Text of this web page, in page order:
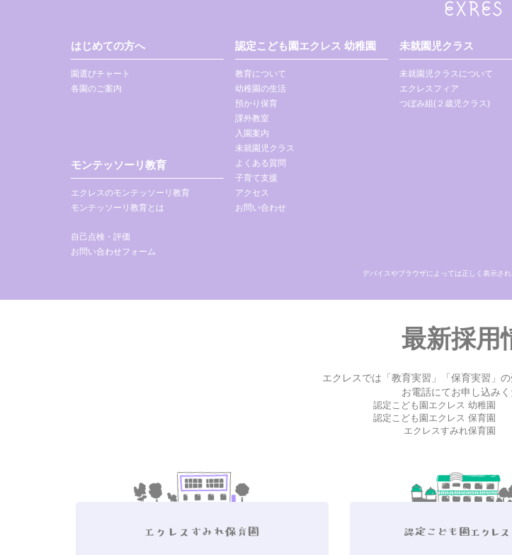
はじめての方へ
園選びチャート
各園のご案内
モンテッソーリ教育
エクレスのモンテッソーリ教育
モンテッソーリ教育とは
自己点検・評価
お問い合わせフォーム
認定こども園エクレス 幼稚園
教育について
幼稚園の生活
預かり保育
課外教室
入園案内
未就園児クラス
よくある質問
子育て支援
アクセス
お問い合わせ
未就園児クラス
未就園児クラスについて
エクレスフィア
つぼみ組(２歳児クラス)
デバイスやブラウザによっては正しく表示され
最新採用
エクレスでは「教育実習」「保育実習」の
お電話にてお申し込みく
認定こども園エクレス 幼稚園
認定こども園エクレス 保育園
エクレスすみれ保育園